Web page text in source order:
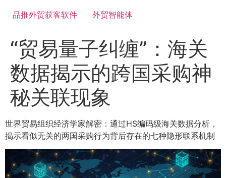
品推外贸获客软件
外贸智能体
“贸易量子纠缠”：海关
数据揭示的跨国采购神
秘关联现象
世界贸易组织经济学家解密：通过HS编码级海关数据分析，
揭示看似无关的两国采购行为背后存在的七种隐形联系机制